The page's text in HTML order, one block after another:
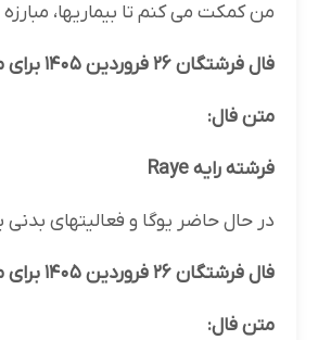
من کمکت می کنم تا بیماریها،
فال فرشتگان ۲۶ فروردین ۱۴۰۵ برای متولدین شهریور
متن فال:
فرشته رایه Raye
در حال حاضر یوگا و فعالیتهای
فال فرشتگان ۲۶ فروردین ۱۴۰۵ برای متولدین مهر
متن فال: